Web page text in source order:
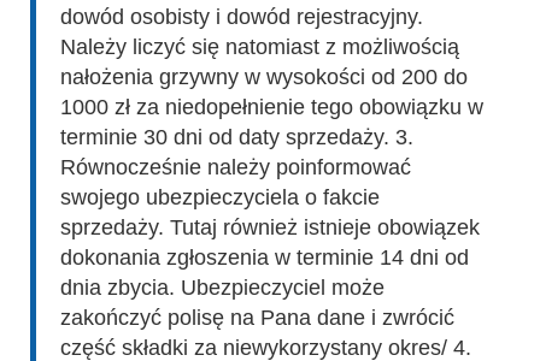
dowód osobisty i dowód rejestracyjny.
Należy liczyć się natomiast z możliwością
nałożenia grzywny w wysokości od 200 do
1000 zł za niedopełnienie tego obowiązku w
terminie 30 dni od daty sprzedaży. 3.
Równocześnie należy poinformować
swojego ubezpieczyciela o fakcie
sprzedaży. Tutaj również istnieje obowiązek
dokonania zgłoszenia w terminie 14 dni od
dnia zbycia. Ubezpieczyciel może
zakończyć polisę na Pana dane i zwrócić
część składki za niewykorzystany okres/ 4.